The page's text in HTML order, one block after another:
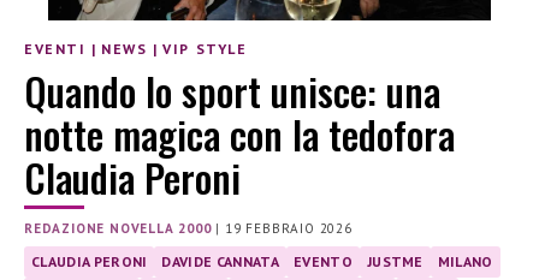
EVENTI | NEWS |VIP STYLE
Quando lo sport unisce: una
notte magica con la tedofora
Claudia Peroni
REDAZIONE NOVELLA 2000| 19 FEBBRAIO 2026
CLAUDIA PERONI DAVIDE CANNATA EVENTO JUSTME
MILANO